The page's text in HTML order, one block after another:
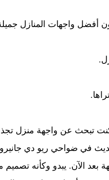
أفضل واجهات المنازل
تبحث عن واجهة منزل تجذب
في ضواحي ريو دي جانيرو
بعد الآن. يبدو وكأنه